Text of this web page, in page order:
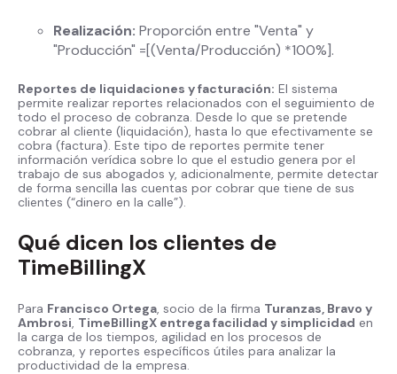
Realización: Proporción entre "Venta" y
"Producción" =[(Venta/Producción) *100%].
Reportes de liquidaciones y facturación: El sistema
permite realizar reportes relacionados con el seguimiento de
todo el proceso de cobranza. Desde lo que se pretende
cobrar al cliente (liquidación), hasta lo que efectivamente se
cobra (factura). Este tipo de reportes permite tener
información verídica sobre lo que el estudio genera por el
trabajo de sus abogados y, adicionalmente, permite detectar
de forma sencilla las cuentas por cobrar que tiene de sus
clientes (“dinero en la calle”).
Qué dicen los clientes de
TimeBillingX
Para Francisco Ortega, socio de la firma Turanzas, Bravo y
Ambrosi, TimeBillingX entrega facilidad y simplicidad en
la carga de los tiempos, agilidad en los procesos de
cobranza, y reportes específicos útiles para analizar la
productividad de la empresa.